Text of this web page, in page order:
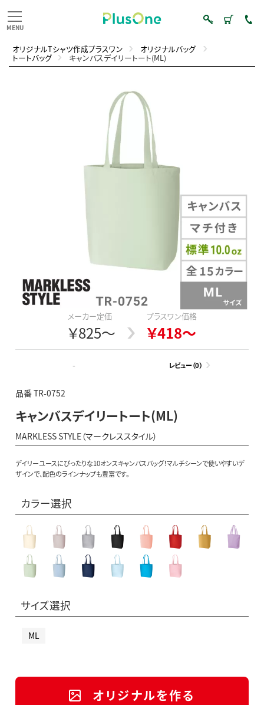
オリジナルTシャツ作成プラスワン オリジナルバッグ
トートバッグ キャンバスデイリートート(ML)
メーカー定価
￥825～
プラスワン価格
￥418～
- レビュー（0）
品番 TR-0752
キャンバスデイリートート(ML)
MARKLESS STYLE（マークレススタイル）
デイリーユースにぴったりな10オンスキャンバスバッグ！マルチシーンで使いやすいデ
ザインで、配色のラインナップも豊富です。
カラー選択
サイズ選択
ML
オリジナルを作る